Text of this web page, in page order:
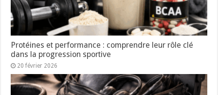
Protéines et performance : comprendre leur rôle clé
dans la progression sportive
20 février 2026